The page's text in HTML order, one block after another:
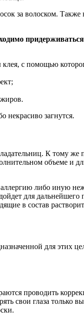
за волоском.
с помощью
некрасиво загнутся.
К тому же
объеме и
аллергию либо иную
для дальнейшего
в состав
для этих
проводить
свои глаза только